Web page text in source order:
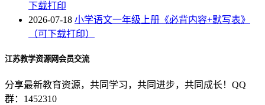
下载打印
2026-07-18 小学语文一年级上册《必背内容+默写表》
（可下载打印）
江苏教学资源网会员交流
分享最新教育资源，共同学习，共同进步，共同成长！QQ
群：1452310